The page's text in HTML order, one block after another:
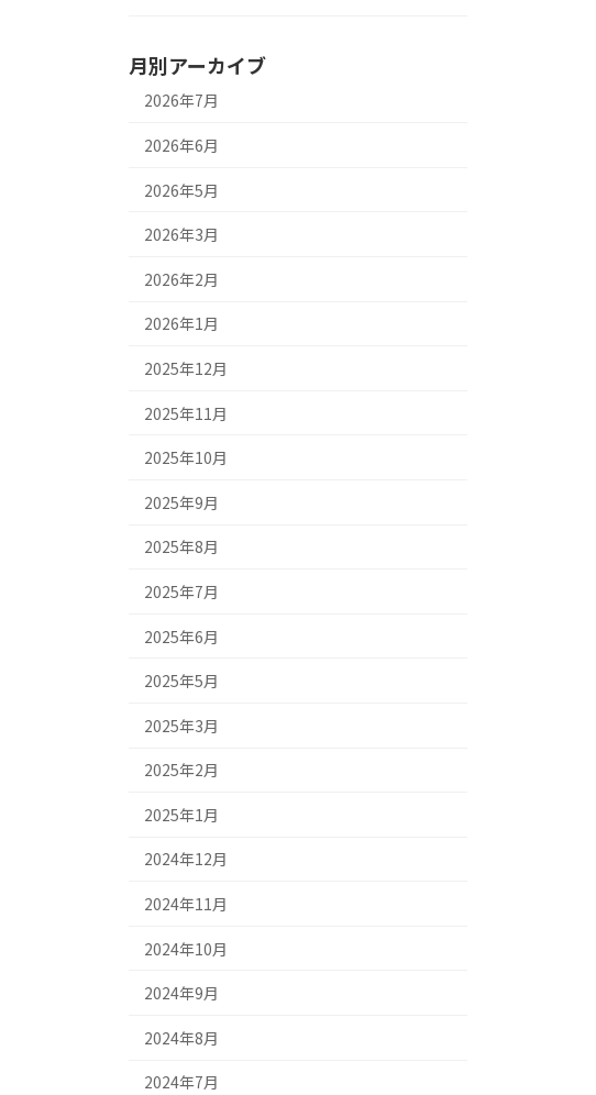
月別アーカイブ
2026年7月
2026年6月
2026年5月
2026年3月
2026年2月
2026年1月
2025年12月
2025年11月
2025年10月
2025年9月
2025年8月
2025年7月
2025年6月
2025年5月
2025年3月
2025年2月
2025年1月
2024年12月
2024年11月
2024年10月
2024年9月
2024年8月
2024年7月